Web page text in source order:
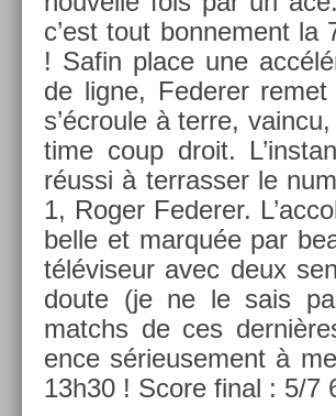
c’est tout bon­ne­ment
! Safin place une
de ligne, Feder­er
s’écroule à terre,
time coup droit.
réussi à ter­rass­er le
1, Roger Feder­er.
belle et marquée par
téléviseur avec deux
doute (je ne le sais
matchs de ces
ence sérieuse­ment à
13h30 ! Score final : 5/7